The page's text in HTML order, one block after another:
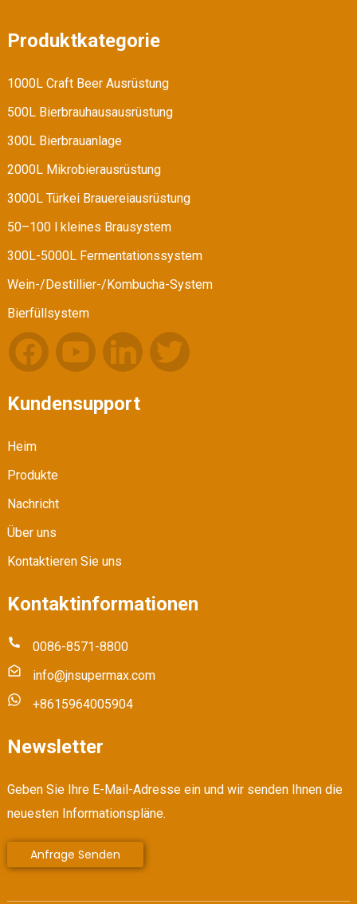
Produktkategorie
1000L Craft Beer Ausrüstung
500L Bierbrauhausausrüstung
300L Bierbrauanlage
2000L Mikrobierausrüstung
3000L Türkei Brauereiausrüstung
50–100 l kleines Brausystem
300L-5000L Fermentationssystem
Wein-/Destillier-/Kombucha-System
Bierfüllsystem
Kundensupport
Heim
Produkte
Nachricht
Über uns
Kontaktieren Sie uns
Kontaktinformationen
0086-8571-8800
info@jnsupermax.com
+8615964005904
Newsletter
Geben Sie Ihre E-Mail-Adresse ein und wir senden Ihnen die
neuesten Informationspläne.
Anfrage Senden